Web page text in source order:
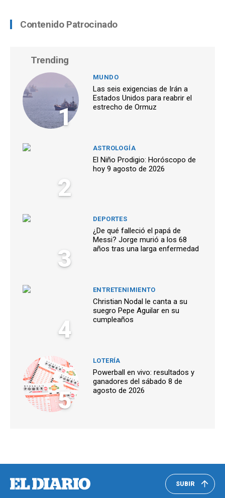
Contenido Patrocinado
Trending
1
MUNDO
Las seis exigencias de Irán a
Estados Unidos para reabrir el
estrecho de Ormuz
2
ASTROLOGÍA
El Niño Prodigio: Horóscopo de
hoy 9 agosto de 2026
3
DEPORTES
¿De qué falleció el papá de
Messi? Jorge murió a los 68
años tras una larga enfermedad
4
ENTRETENIMIENTO
Christian Nodal le canta a su
suegro Pepe Aguilar en su
cumpleaños
5
LOTERÍA
Powerball en vivo: resultados y
ganadores del sábado 8 de
agosto de 2026
SUBIR